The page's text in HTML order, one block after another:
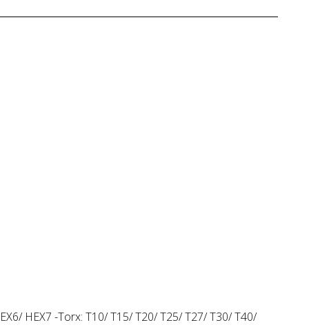
HEX7 -Torx: T10/ T15/ T20/ T25/ T27/ T30/ T40/